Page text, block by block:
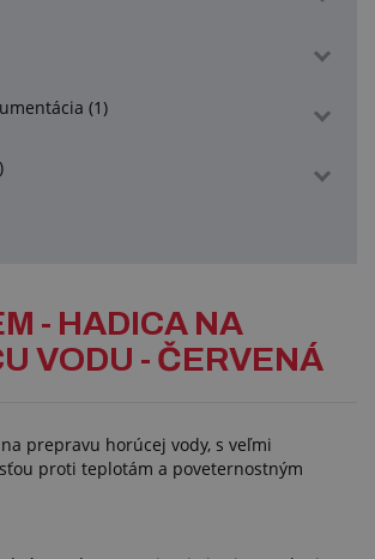
(1)
- HADICA NA
VODU - ČERVENÁ
prepravu horúcej vody, s veľmi
proti teplotám a poveternostným